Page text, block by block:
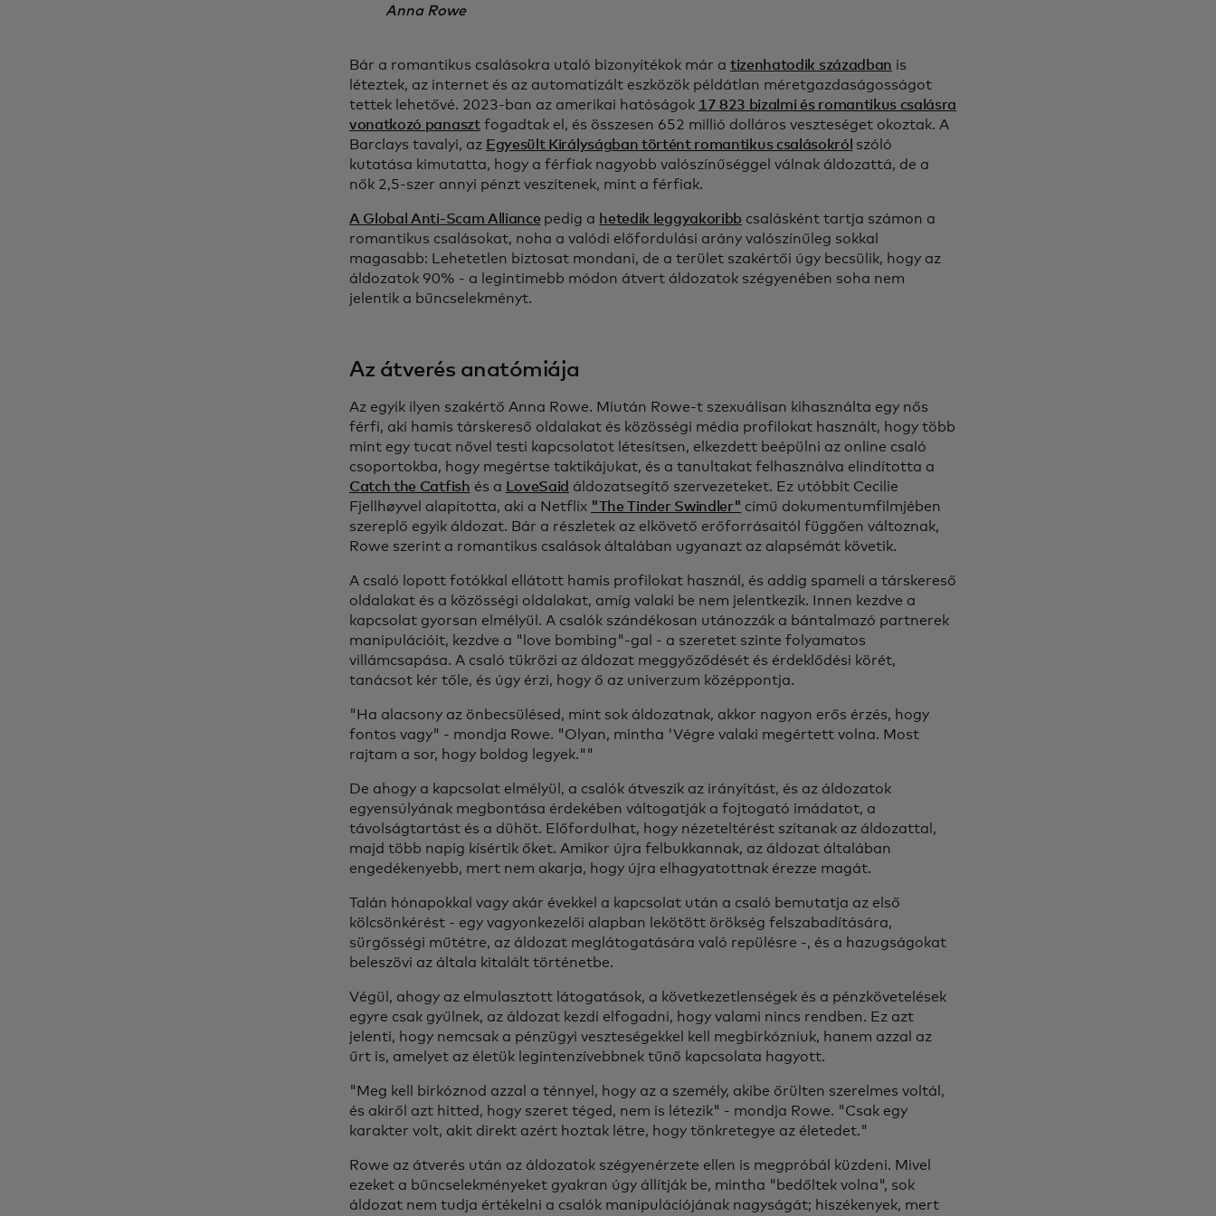
Anna Rowe
Bár a romantikus csalásokra utaló bizonyítékok már a tizenhatodik században is
léteztek, az internet és az automatizált eszközök példátlan méretgazdaságosságot
tettek lehetővé. 2023-ban az amerikai hatóságok 17 823 bizalmi és romantikus csalásra
vonatkozó panasztfogadtak el, és összesen 652 millió dolláros veszteséget okoztak. A
Barclays tavalyi, az Egyesült Királyságban történt romantikus csalásokról szóló
kutatása kimutatta, hogy a férfiak nagyobb valószínűséggel válnak áldozattá, de a
nők 2,5-szer annyi pénzt veszítenek, mint a férfiak.
A Global Anti-Scam Alliance pedig a hetedik leggyakoribb csalásként tartja számon a
romantikus csalásokat, noha a valódi előfordulási arány valószínűleg sokkal
magasabb: Lehetetlen biztosat mondani, de a terület szakértői úgy becsülik, hogy az
áldozatok 90% - a legintimebb módon átvert áldozatok szégyenében soha nem
jelentik a bűncselekményt.
Az átverés anatómiája
Az egyik ilyen szakértő Anna Rowe. Miután Rowe-t szexuálisan kihasználta egy nős
férfi, aki hamis társkereső oldalakat és közösségi média profilokat használt, hogy több
mint egy tucat nővel testi kapcsolatot létesítsen, elkezdett beépülni az online csaló
csoportokba, hogy megértse taktikájukat, és a tanultakat felhasználva elindította a
Catch the Catfish és a LoveSaid áldozatsegítő szervezeteket. Ez utóbbit Cecilie
Fjellhøyvel alapította, aki a Netflix "The Tinder Swindler" című dokumentumfilmjében
szereplő egyik áldozat. Bár a részletek az elkövető erőforrásaitól függően változnak,
Rowe szerint a romantikus csalások általában ugyanazt az alapsémát követik.
A csaló lopott fotókkal ellátott hamis profilokat használ, és addig spameli a társkereső
oldalakat és a közösségi oldalakat, amíg valaki be nem jelentkezik. Innen kezdve a
kapcsolat gyorsan elmélyül. A csalók szándékosan utánozzák a bántalmazó partnerek
manipulációit, kezdve a "love bombing"-gal - a szeretet szinte folyamatos
villámcsapása. A csaló tükrözi az áldozat meggyőződését és érdeklődési körét,
tanácsot kér tőle, és úgy érzi, hogy ő az univerzum középpontja.
"Ha alacsony az önbecsülésed, mint sok áldozatnak, akkor nagyon erős érzés, hogy
fontos vagy" - mondja Rowe. "Olyan, mintha 'Végre valaki megértett volna. Most
rajtam a sor, hogy boldog legyek.""
De ahogy a kapcsolat elmélyül, a csalók átveszik az irányítást, és az áldozatok
egyensúlyának megbontása érdekében váltogatják a fojtogató imádatot, a
távolságtartást és a dühöt. Előfordulhat, hogy nézeteltérést szítanak az áldozattal,
majd több napig kísértik őket. Amikor újra felbukkannak, az áldozat általában
engedékenyebb, mert nem akarja, hogy újra elhagyatottnak érezze magát.
Talán hónapokkal vagy akár évekkel a kapcsolat után a csaló bemutatja az első
kölcsönkérést - egy vagyonkezelői alapban lekötött örökség felszabadítására,
sürgősségi műtétre, az áldozat meglátogatására való repülésre -, és a hazugságokat
beleszövi az általa kitalált történetbe.
Végül, ahogy az elmulasztott látogatások, a következetlenségek és a pénzkövetelések
egyre csak gyűlnek, az áldozat kezdi elfogadni, hogy valami nincs rendben. Ez azt
jelenti, hogy nemcsak a pénzügyi veszteségekkel kell megbirkózniuk, hanem azzal az
űrt is, amelyet az életük legintenzívebbnek tűnő kapcsolata hagyott.
"Meg kell birkóznod azzal a ténnyel, hogy az a személy, akibe őrülten szerelmes voltál,
és akiről azt hitted, hogy szeret téged, nem is létezik" - mondja Rowe. "Csak egy
karakter volt, akit direkt azért hoztak létre, hogy tönkretegye az életedet."
Rowe az átverés után az áldozatok szégyenérzete ellen is megpróbál küzdeni. Mivel
ezeket a bűncselekményeket gyakran úgy állítják be, mintha "bedőltek volna", sok
áldozat nem tudja értékelni a csalók manipulációjának nagyságát; hiszékenyek, mert